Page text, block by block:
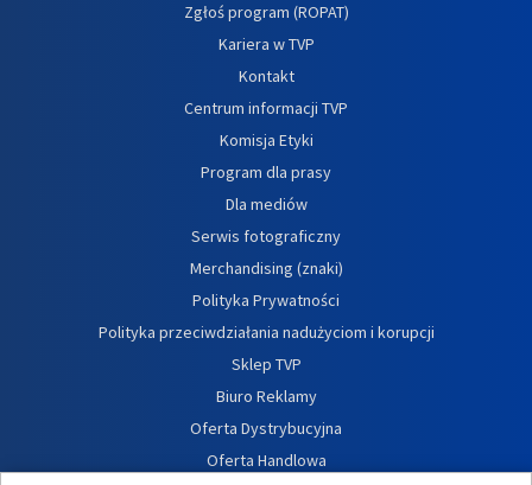
Zgłoś program (ROPAT)
Kariera w TVP
Kontakt
Centrum informacji TVP
Komisja Etyki
Program dla prasy
Dla mediów
Serwis fotograficzny
Merchandising (znaki)
Polityka Prywatności
Polityka przeciwdziałania nadużyciom i korupcji
Sklep TVP
Biuro Reklamy
Oferta Dystrybucyjna
Oferta Handlowa